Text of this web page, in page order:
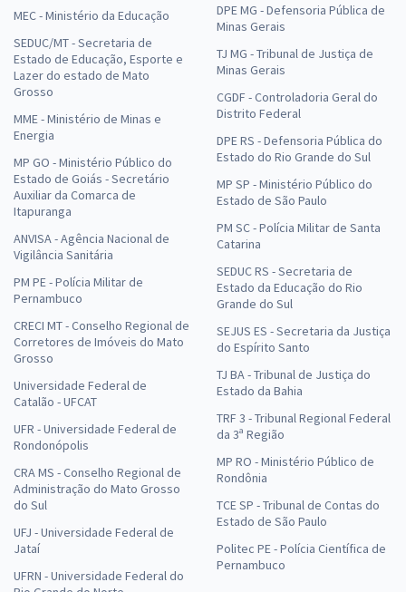
MEC - Ministério da Educação
SEDUC/MT - Secretaria de
Estado de Educação, Esporte e
Lazer do estado de Mato
Grosso
MME - Ministério de Minas e
Energia
MP GO - Ministério Público do
Estado de Goiás - Secretário
Auxiliar da Comarca de
Itapuranga
ANVISA - Agência Nacional de
Vigilância Sanitária
PM PE - Polícia Militar de
Pernambuco
CRECI MT - Conselho Regional de
Corretores de Imóveis do Mato
Grosso
Universidade Federal de
Catalão - UFCAT
UFR - Universidade Federal de
Rondonópolis
CRA MS - Conselho Regional de
Administração do Mato Grosso
do Sul
UFJ - Universidade Federal de
Jataí
UFRN - Universidade Federal do
DPE MG - Defensoria Pública de
Minas Gerais
TJ MG - Tribunal de Justiça de
Minas Gerais
CGDF - Controladoria Geral do
Distrito Federal
DPE RS - Defensoria Pública do
Estado do Rio Grande do Sul
MP SP - Ministério Público do
Estado de São Paulo
PM SC - Polícia Militar de Santa
Catarina
SEDUC RS - Secretaria de
Estado da Educação do Rio
Grande do Sul
SEJUS ES - Secretaria da Justiça
do Espírito Santo
TJ BA - Tribunal de Justiça do
Estado da Bahia
TRF 3 - Tribunal Regional Federal
da 3ª Região
MP RO - Ministério Público de
Rondônia
TCE SP - Tribunal de Contas do
Estado de São Paulo
Politec PE - Polícia Científica de
Pernambuco